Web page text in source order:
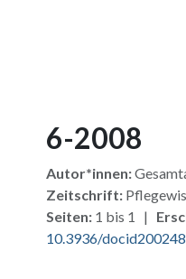
6-2008
Autor*innen:
Zeitschrift:
Seiten: 1 bis 1 |
10.3936/docid200248